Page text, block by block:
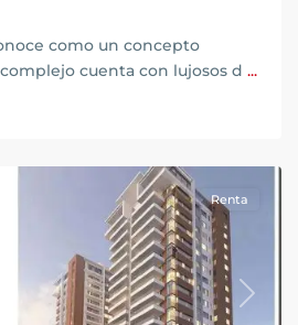
como un concepto
cuenta con lujosos d ...
Next
Renta